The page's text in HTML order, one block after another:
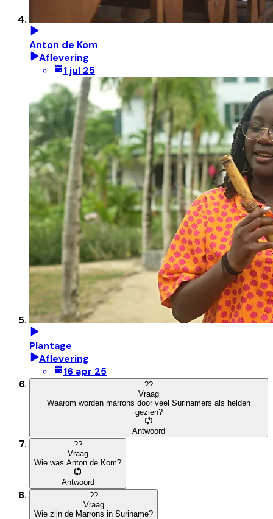
Anton de Kom
Aflevering
1 jul 25
Plantage
Aflevering
16 apr 25
??
Vraag
Waarom worden marrons door veel Surinamers als helden
gezien?
Antwoord
??
Vraag
Wie was Anton de Kom?
Antwoord
??
Vraag
Wie zijn de Marrons in Suriname?